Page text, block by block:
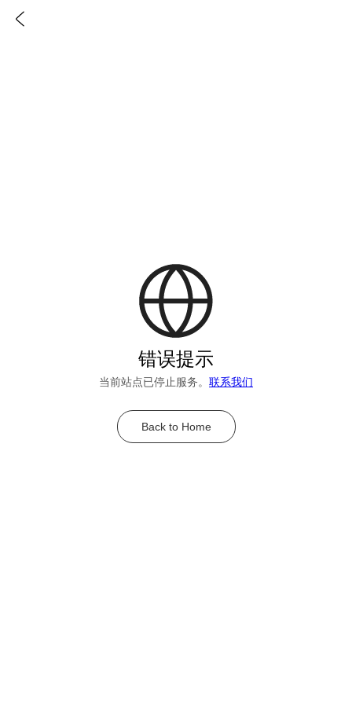
错误提示
当前站点已停止服务。 联系我们
Back to Home